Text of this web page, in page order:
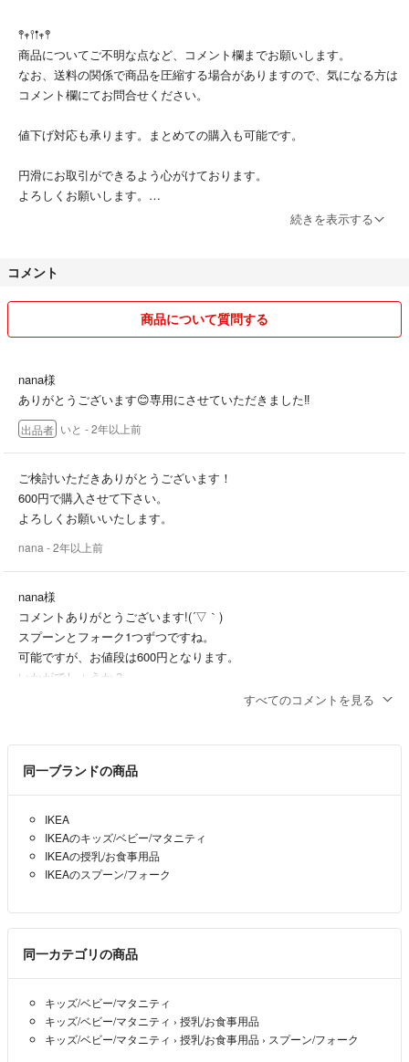
𖤣𖥧𖥣𖡡𖥧𖤣
商品についてご不明な点など、コメント欄までお願いします。
なお、送料の関係で商品を圧縮する場合がありますので、気になる方は
コメント欄にてお問合せください。
値下げ対応も承ります。まとめての購入も可能です。
円滑にお取引ができるよう心がけております。
よろしくお願いします。
続きを表示する
コメント
商品について質問する
nana様
ありがとうございます😊専用にさせていただきました‼️
出品者 いと - 2年以上前
ご検討いただきありがとうございます！
600円で購入させて下さい。
よろしくお願いいたします。
nana- 2年以上前
nana様
コメントありがとうございます!(´▽｀)
スプーンとフォーク1つずつですね。
可能ですが、お値段は600円となります。
いかがでしょうか？
スプーンとフォークの4ピースをひとつずつ購入させていただく事は
可能でしょうか？
nana - 2年以上前
すべてのコメントを見る
同一ブランドの商品
IKEA
IKEAのキッズ/ベビー/マタニティ
IKEAの授乳/お食事用品
IKEAのスプーン/フォーク
同一カテゴリの商品
キッズ/ベビー/マタニティ
キッズ/ベビー/マタニティ › 授乳/お食事用品
キッズ/ベビー/マタニティ › 授乳/お食事用品 › スプーン/フォーク